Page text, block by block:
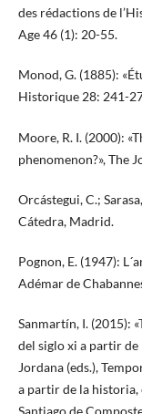
des rédactions de
Age 46 (1): 20-55.
Monod, G. (1885):
Historique 28: 241-
Moore, R. I. (2000):
phenomenon?», The
Orcástegui, C.;
Cátedra, Madrid.
Pognon, E. (1947):
Adémar de
Sanmartín, I. (2015):
del siglo xi a partir de
Jordana (eds.),
a partir de la historia,
Santiago de